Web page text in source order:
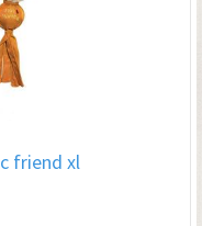
friend xl